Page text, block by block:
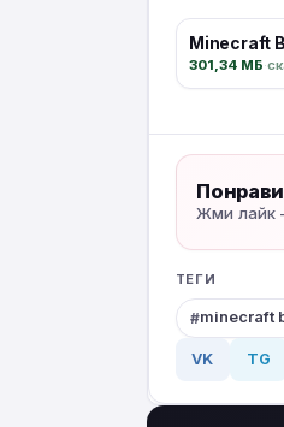
Minecraft
301,34 МБ·
Жми лайк
ТЕГИ
minecraft
VK TG